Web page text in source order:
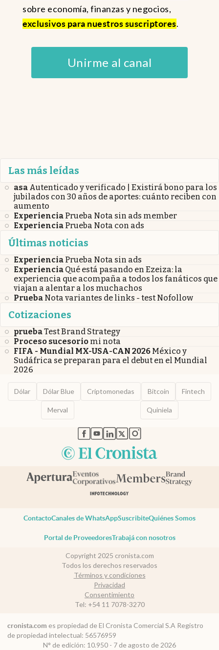
sobre economía, finanzas y negocios,
exclusivos para nuestros suscriptores.
Unirme al canal
Las más leídas
asa Autenticado y verificado | Existirá bono para los
jubilados con 30 años de aportes: cuánto reciben con
aumento
Experiencia Prueba Nota sin ads member
Experiencia Prueba Nota con ads
Últimas noticias
Experiencia Prueba Nota sin ads
Experiencia Qué está pasando en Ezeiza: la
experiencia que acompaña a todos los fanáticos que
viajan a alentar a los muchachos
Prueba Nota variantes de links - test Nofollow
Cotizaciones
pruebaTest Brand Strategy
Proceso sucesorio mi nota
FIFA - Mundial MX-USA-CAN 2026 México y
Sudáfrica se preparan para el debut en el Mundial
2026
Dólar Dólar Blue Criptomonedas Bitcoin Fintech
Merval Quiniela
abre en nueva pestaña
abre en nueva pestaña
abre en nueva pestaña
abre en nueva pestaña
abre en nueva pestaña
ContactoCanales de WhatsAppSuscribiteQuiénes Somos
Portal de ProveedoresTrabajá con nosotros
Copyright 2025 cronista.com
Todos los derechos reservados
Términos y condiciones
Privacidad
Consentimiento
Tel: +54 11 7078-3270
cronista.com es propiedad de El Cronista Comercial S.A Registro
de propiedad intelectual: 56576959
N° de edición: 10.950 - 7 de agosto de 2026